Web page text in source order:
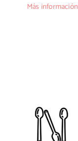
Más información